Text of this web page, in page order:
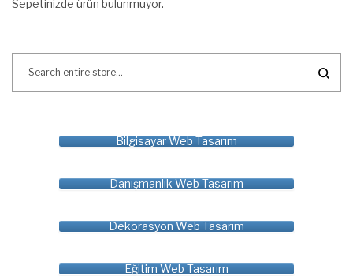
Sepetinizde ürün bulunmuyor.
Bilgisayar Web Tasarım
Danışmanlık Web Tasarım
Dekorasyon Web Tasarım
Eğitim Web Tasarım